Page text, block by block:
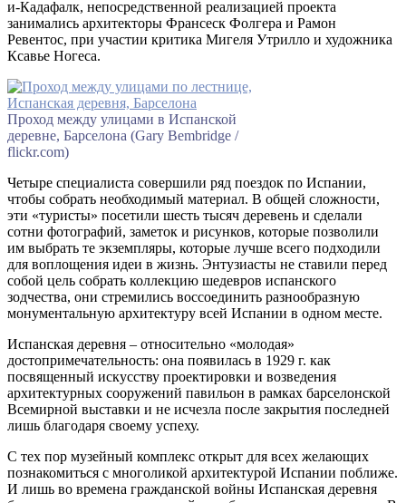
и-Кадафалк, непосредственной реализацией проекта
занимались архитекторы Франсеск Фолгера и Рамон
Ревентос, при участии критика Мигеля Утрилло и художника
Ксавье Ногеса.
Проход между улицами в Испанской
деревне, Барселона (Gary Bembridge /
flickr.com)
Четыре специалиста совершили ряд поездок по Испании,
чтобы собрать необходимый материал. В общей сложности,
эти «туристы» посетили шесть тысяч деревень и сделали
сотни фотографий, заметок и рисунков, которые позволили
им выбрать те экземпляры, которые лучше всего подходили
для воплощения идеи в жизнь. Энтузиасты не ставили перед
собой цель собрать коллекцию шедевров испанского
зодчества, они стремились воссоединить разнообразную
монументальную архитектуру всей Испании в одном месте.
Испанская деревня – относительно «молодая»
достопримечательность: она появилась в 1929 г. как
посвященный искусству проектировки и возведения
архитектурных сооружений павильон в рамках барселонской
Всемирной выставки и не исчезла после закрытия последней
лишь благодаря своему успеху.
С тех пор музейный комплекс открыт для всех желающих
познакомиться с многоликой архитектурой Испании поближе.
И лишь во времена гражданской войны Испанская деревня